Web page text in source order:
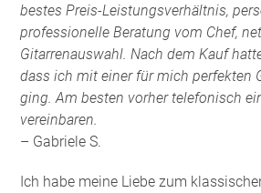
bestes Preis-Leistungsverhältnis,
professionelle Beratung vom Chef,
Gitarrenauswahl. Nach dem Kauf
dass ich mit einer für mich perfekten
ging. Am besten vorher telefonisch
vereinbaren.
– Gabriele S.
Ich habe meine Liebe zum